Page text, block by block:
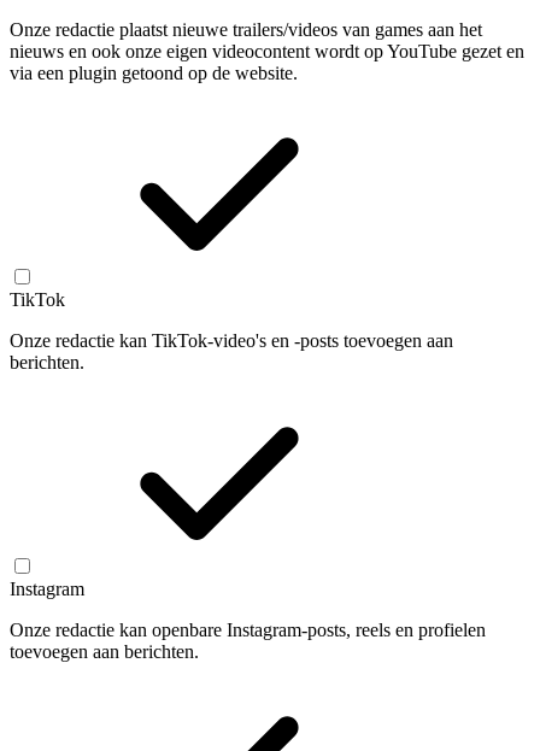
Onze redactie plaatst nieuwe trailers/videos van games aan het
nieuws en ook onze eigen videocontent wordt op YouTube gezet en
via een plugin getoond op de website.
TikTok
Onze redactie kan TikTok-video's en -posts toevoegen aan
berichten.
Instagram
Onze redactie kan openbare Instagram-posts, reels en profielen
toevoegen aan berichten.